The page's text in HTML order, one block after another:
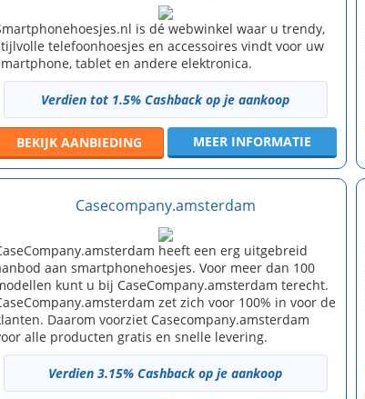
is dé webwinkel waar u trendy,
telefoonhoesjes en accessoires vindt voor uw
tablet en andere elektronica.
Verdien tot 1.5% Cashback op je aankoop
BEKIJK AANBIEDING MEER INFORMATIE
Casecompany.amsterdam
heeft een erg uitgebreid
aan smartphonehoesjes. Voor meer dan 100
kunt u bij CaseCompany.amsterdam terecht.
zet zich voor 100% in voor de
Daarom voorziet Casecompany.amsterdam
alle producten gratis en snelle levering.
Verdien 3.15% Cashback op je aankoop